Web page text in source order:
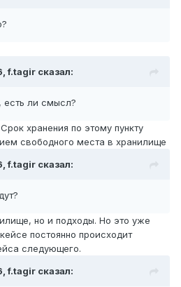
f.tagir сказал:
есть ли смысл?
хранения по этому пункту
свободного места в хранилище
f.tagir сказал:
но и подходы. Но это уже
постоянно происходит
следующего.
f.tagir сказал: